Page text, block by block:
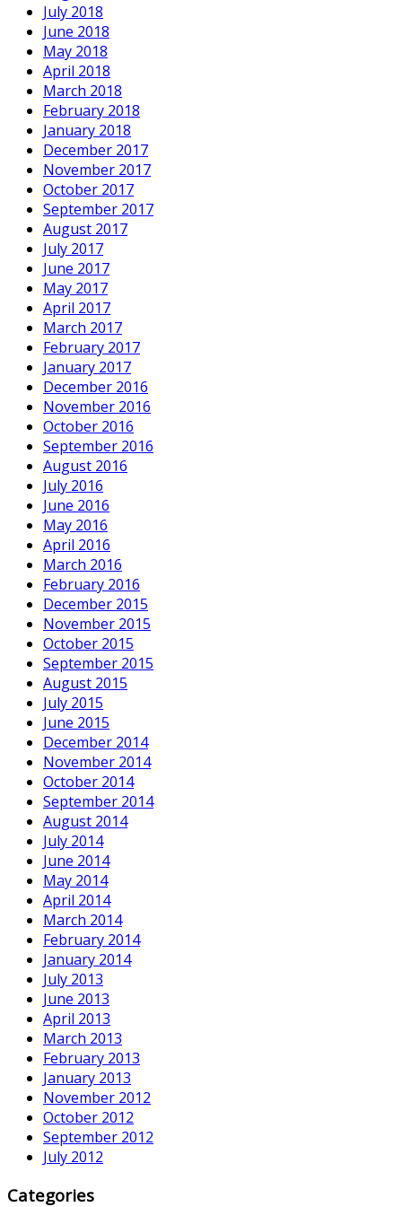
July 2018
June 2018
May 2018
April 2018
March 2018
February 2018
January 2018
December 2017
November 2017
October 2017
September 2017
August 2017
July 2017
June 2017
May 2017
April 2017
March 2017
February 2017
January 2017
December 2016
November 2016
October 2016
September 2016
August 2016
July 2016
June 2016
May 2016
April 2016
March 2016
February 2016
December 2015
November 2015
October 2015
September 2015
August 2015
July 2015
June 2015
December 2014
November 2014
October 2014
September 2014
August 2014
July 2014
June 2014
May 2014
April 2014
March 2014
February 2014
January 2014
July 2013
June 2013
April 2013
March 2013
February 2013
January 2013
November 2012
October 2012
September 2012
July 2012
Categories